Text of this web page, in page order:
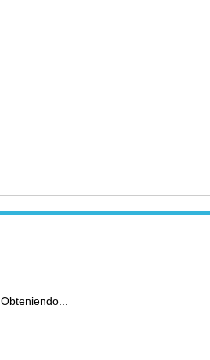
Obteniendo...